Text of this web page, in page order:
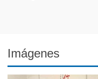
Imágenes